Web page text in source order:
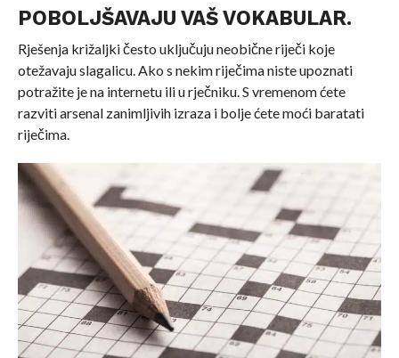
POBOLJŠAVAJU VAŠ VOKABULAR.
Rješenja križaljki često uključuju neobične riječi koje
otežavaju slagalicu. Ako s nekim riječima niste upoznati
potražite je na internetu ili u rječniku. S vremenom ćete
razviti arsenal zanimljivih izraza i bolje ćete moći baratati
riječima.